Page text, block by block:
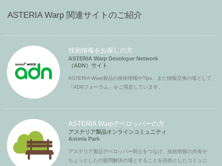
ASTERIA Warp 関連サイトのご紹介
技術情報をお探しの方
ASTERIA Warp Developer Network
（ADN）サイト
ASTERIA Warp製品の技術情報やTips、また情報交換の場として
「ADNフォーラム」をご用意しています。
ASTERIA Warpデベロッパーの方
アステリア製品オンラインコミュニティ
Asteria Park
アステリア製品デベロッパー同士をつなげ、技術情報の共有や
ちょっとしたの疑問解決の場とすることを目的としたコミュニ